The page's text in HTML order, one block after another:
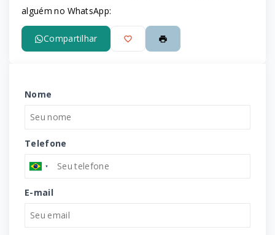
alguém no WhatsApp:
Compartilhar
Nome
Telefone
E-mail